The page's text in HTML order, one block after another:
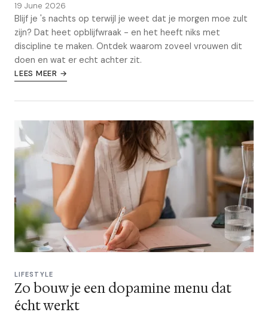
19 June 2026
Blijf je 's nachts op terwijl je weet dat je morgen moe zult
zijn? Dat heet opblijfwraak - en het heeft niks met
discipline te maken. Ontdek waarom zoveel vrouwen dit
doen en wat er echt achter zit.
LEES MEER →
LIFESTYLE
Zo bouw je een dopamine menu dat
écht werkt